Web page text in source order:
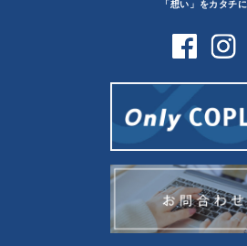
「想い」をカタチに